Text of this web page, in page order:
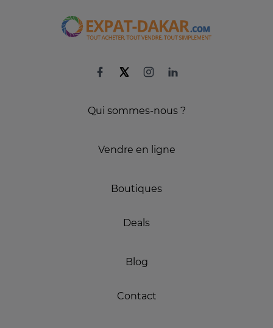
Qui sommes-nous ?
Vendre en ligne
Boutiques
Deals
Blog
Contact